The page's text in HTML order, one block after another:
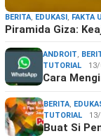
BERITA, EDUKASI, FAKTA
Piramida Giza:
ANDROIT,
TUTORIAL
Cara
BERITA,
TUTORIAL
Buat Si